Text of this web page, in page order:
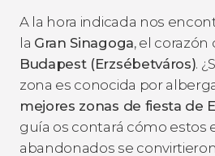
A la hora indicada nos
la Gran Sinagoga, el corazón
Budapest (Erzsébetváros).
zona es conocida por
mejores zonas de fiesta de
guía os contará cómo estos
abandonados se